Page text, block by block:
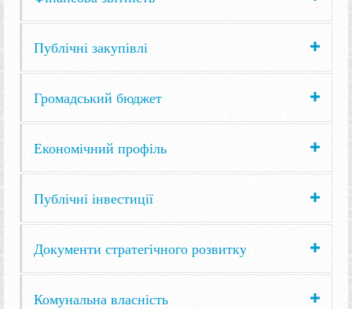
Публічні закупівлі
Громадський бюджет
Економічний профіль
Публічні інвестиції
Документи стратегічного розвитку
Комунальна власність